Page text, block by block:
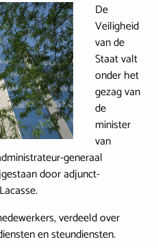
De
Veiligheid
van de
Staat valt
onder het
gezag van
de
minister
van
generaal
door adjunct-
verdeeld over
en steundiensten.